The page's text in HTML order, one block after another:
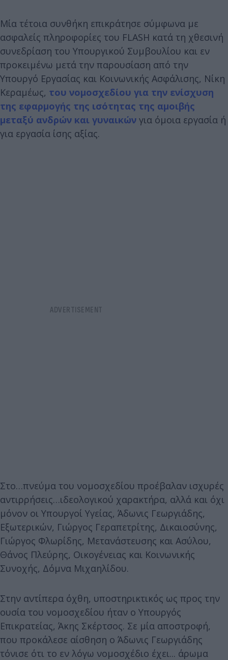
Μία τέτοια συνθήκη επικράτησε σύμφωνα με
ασφαλείς πληροφορίες του FLASH κατά τη χθεσινή
συνεδρίαση του Υπουργικού Συμβουλίου και εν
προκειμένω μετά την παρουσίαση από την
Υπουργό Εργασίας και Κοινωνικής Ασφάλισης, Νίκη
Κεραμέως, του νομοσχεδίου για την ενίσχυση
της εφαρμογής της ισότητας της αμοιβής
μεταξύ ανδρών και γυναικών για όμοια εργασία ή
για εργασία ίσης αξίας.
Στο…πνεύμα του νομοσχεδίου προέβαλαν ισχυρές
αντιρρήσεις…ιδεολογικού χαρακτήρα, αλλά και όχι
μόνον οι Υπουργοί Υγείας, Άδωνις Γεωργιάδης,
Εξωτερικών, Γιώργος Γεραπετρίτης, Δικαιοσύνης,
Γιώργος Φλωρίδης, Μετανάστευσης και Ασύλου,
Θάνος Πλεύρης, Οικογένειας και Κοινωνικής
Συνοχής, Δόμνα Μιχαηλίδου.
Στην αντίπερα όχθη, υποστηρικτικός ως προς την
ουσία του νομοσχεδίου ήταν ο Υπουργός
Επικρατείας, Άκης Σκέρτσος. Σε μία αποστροφή,
που προκάλεσε αίσθηση ο Άδωνις Γεωργιάδης
τόνισε ότι το εν λόγω νομοσχέδιο έχει... άρωμα